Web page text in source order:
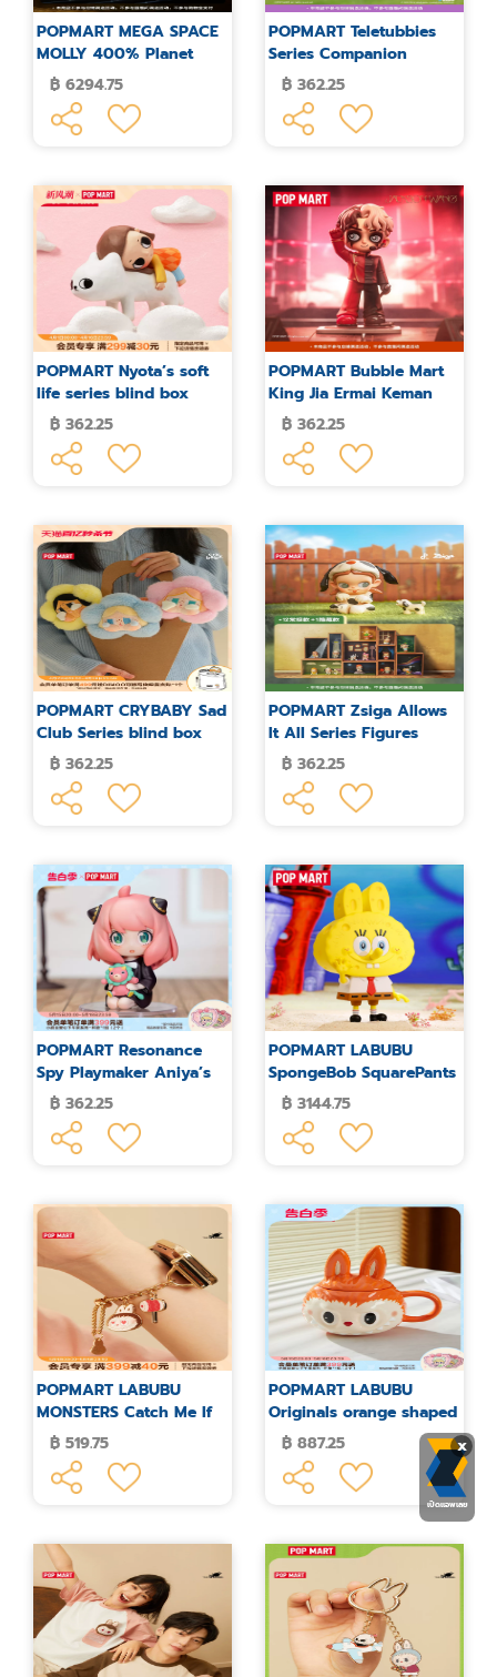
POPMART MEGA SPACE
MOLLY 400% Planet
Series Blind Box Figure
฿ 6294.75
POPMART Teletubbies
Series Companion
Figure Blind Box
฿ 362.25
POPMART Nyota’s soft
life series blind box
฿ 362.25
POPMART Bubble Mart
King Jia Ermai Keman
series figures blind box
฿ 362.25
POPMART CRYBABY Sad
Club Series blind box
plush flower peripherals
฿ 362.25
POPMART Zsiga Allows
It All Series Figures
Blind Box
฿ 362.25
POPMART Resonance
Spy Playmaker Aniya’s
Daily Figure Blind Box
฿ 362.25
POPMART LABUBU
SpongeBob SquarePants
Large Figure
฿ 3144.75
POPMART LABUBU
MONSTERS Catch Me If
You Like Me Chain Strap
฿ 519.75
POPMART LABUBU
Originals orange shaped
mug
฿ 887.25 x
เปิดแอพเลย